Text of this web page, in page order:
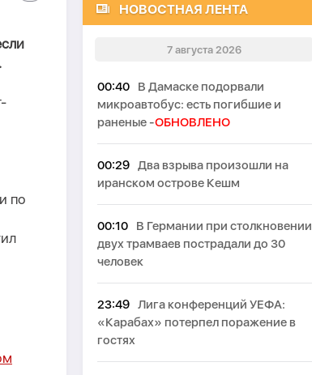
по
НОВОСТНАЯ ЛЕНТА
7 августа 2026
00:40
В Дамаске подорвали
микроавтобус: есть погибшие и
раненые -ОБНОВЛЕНО
00:29 Два взрыва произошли на
иранском острове Кешм
00:10
В Германии при столкновении
двух трамваев пострадали до 30
человек
23:49 Лига конференций УЕФА:
«Карабах» потерпел поражение в
гостях